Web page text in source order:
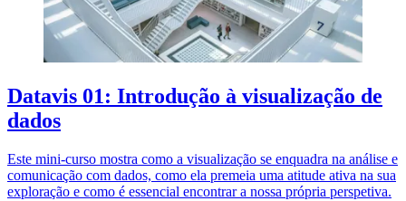
Datavis 01: Introdução à visualização de
dados
Este mini-curso mostra como a visualização se enquadra na análise e
comunicação com dados, como ela premeia uma atitude ativa na sua
exploração e como é essencial encontrar a nossa própria perspetiva.